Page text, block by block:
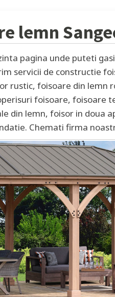
lemn
pagina unde puteti
servicii de constructie
rustic, foisoare din lemn
foisoare, foisoare
din lemn, foisor in doua
Chemati firma